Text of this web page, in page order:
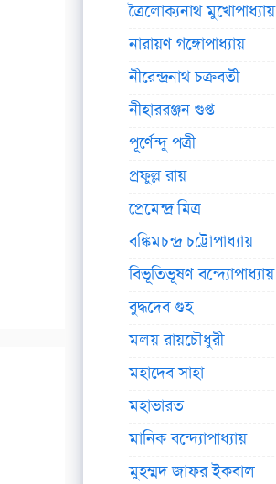
ত্রৈলোক্যনাথ মুখোপাধ্যায়
নারায়ণ গঙ্গোপাধ্যায়
নীরেন্দ্রনাথ চক্রবর্তী
নীহাররঞ্জন গুপ্ত
পূর্ণেন্দু পত্রী
প্রফুল্ল রায়
প্রেমেন্দ্র মিত্র
বঙ্কিমচন্দ্র চট্টোপাধ্যায়
বিভূতিভূষণ বন্দ্যোপাধ্যায়
বুদ্ধদেব গুহ
মলয় রায়চৌধুরী
মহাদেব সাহা
মহাভারত
মানিক বন্দ্যোপাধ্যায়
মুহম্মদ জাফর ইকবাল